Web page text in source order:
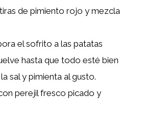
de pimiento rojo y mezcla
el sofrito a las patatas
hasta que todo esté bien
sal y pimienta al gusto.
perejil fresco picado y